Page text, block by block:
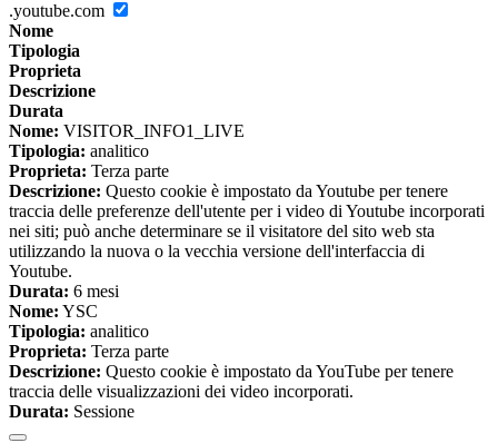
.youtube.com
Nome
Tipologia
Proprieta
Descrizione
Durata
Nome: VISITOR_INFO1_LIVE
Tipologia: analitico
Proprieta: Terza parte
Descrizione: Questo cookie è impostato da Youtube per tenere
traccia delle preferenze dell'utente per i video di Youtube incorporati
nei siti; può anche determinare se il visitatore del sito web sta
utilizzando la nuova o la vecchia versione dell'interfaccia di
Youtube.
Durata: 6 mesi
Nome: YSC
Tipologia: analitico
Proprieta: Terza parte
Descrizione: Questo cookie è impostato da YouTube per tenere
traccia delle visualizzazioni dei video incorporati.
Durata: Sessione